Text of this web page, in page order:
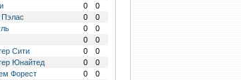
0
0
Пэлас 0
0
0
0
0
0
Сити 0
0
Юнайтед 0
0
Форест 0
0